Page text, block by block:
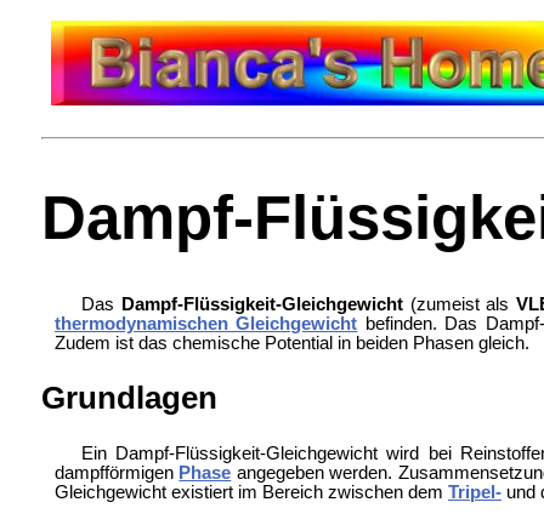
Dampf-
Das Dampf-Flüssigkeit-Gleichgewicht(zumeist als
thermodynamischen Gleichgewicht befinden. Das
Zudem ist das chemische Potential in beiden Phasen gleich.
Grundlagen
Ein Dampf-Flüssigkeit-Gleichgewicht wird bei
dampfförmigen Phase angegeben werden.
Gleichgewicht existiert im Bereich zwischen dem Tripel-und